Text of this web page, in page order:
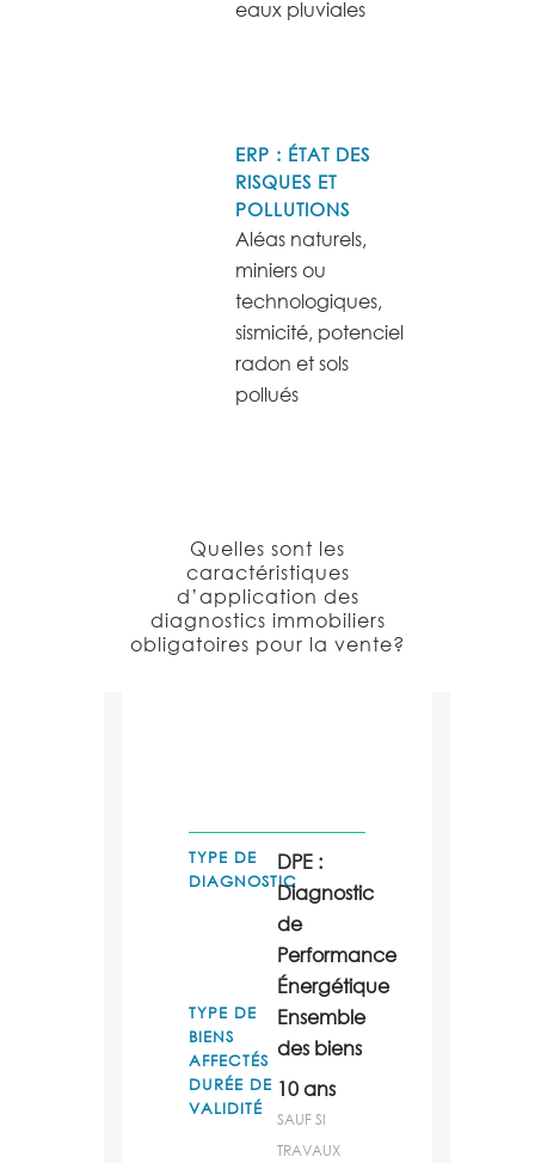
eaux pluviales
ERP : ÉTAT DES
RISQUES ET
POLLUTIONS
Aléas naturels,
miniers ou
technologiques,
sismicité, potenciel
radon et sols
pollués
Quelles sont les
caractéristiques
d’application des
diagnostics immobiliers
obligatoires pour la vente?
TYPE DE
DIAGNOSTIC
DPE :
Diagnostic
de
Performance
Énergétique
TYPE DE
BIENS
AFFECTÉS
Ensemble
des biens
DURÉE DE
VALIDITÉ
10 ans
SAUF SI
TRAVAUX